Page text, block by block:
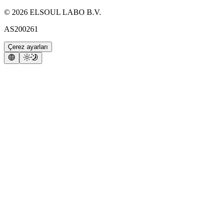
© 2026 ELSOUL LABO B.V.
AS200261
Çerez ayarları